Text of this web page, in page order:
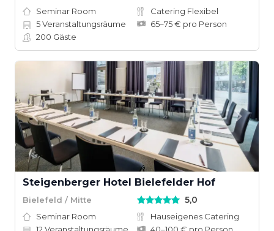
Seminar Room
Catering Flexibel
5Veranstaltungsräume
65–75 € pro Person
200 Gäste
Steigenberger Hotel Bielefelder Hof
Bielefeld / Mitte 5,0
Seminar Room
Hauseigenes Catering